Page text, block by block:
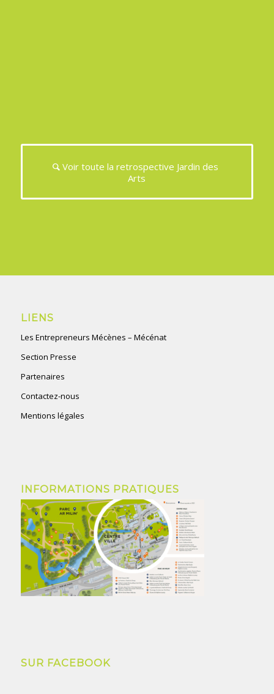
Voir toute la retrospective Jardin des
Arts
LIENS
Les Entrepreneurs Mécènes – Mécénat
Section Presse
Partenaires
Contactez-nous
Mentions légales
INFORMATIONS PRATIQUES
SUR FACEBOOK